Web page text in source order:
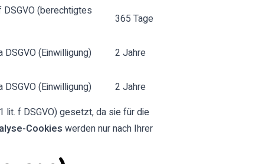
DSGVO (berechtigtes
365 Tage
DSGVO (Einwilligung) 2 Jahre
DSGVO (Einwilligung)
2 Jahre
f DSGVO) gesetzt, da sie für die
Cookies werden nur nach Ihrer